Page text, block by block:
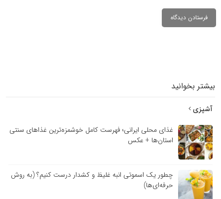
بیشتر بخوانید
آشپزی
غذای محلی ایرانی؛ فهرست کامل خوشمزه‌ترین غذاهای سنتی
استان‌ها + عکس
چطور یک اسموتی انبه غلیظ و کشدار درست کنیم؟ (به روش
حرفه‌ای‌ها)